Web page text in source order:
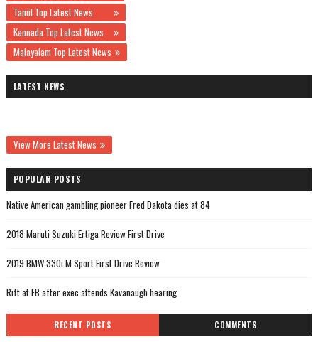
Tamil Top Latest News
Kannada Top Latest News
Malayalam Top Latest News
LATEST NEWS
View More Latest News
POPULAR POSTS
Native American gambling pioneer Fred Dakota dies at 84
2018 Maruti Suzuki Ertiga Review First Drive
2019 BMW 330i M Sport First Drive Review
Rift at FB after exec attends Kavanaugh hearing
RECENT POSTS COMMENTS